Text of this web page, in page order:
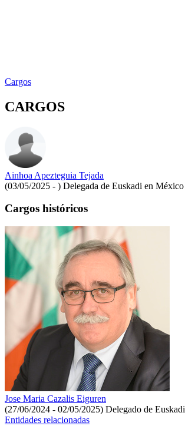
Cargos
CARGOS
Ainhoa Apezteguia Tejada
(03/05/2025 - ) Delegada de Euskadi en México
Cargos históricos
Jose Maria Cazalis Eiguren
(27/06/2024 - 02/05/2025) Delegado de
Entidades relacionadas